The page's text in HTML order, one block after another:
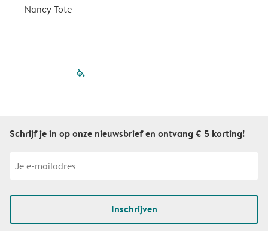
Nancy Tote
filled-pagination
Schrijf je in op onze nieuwsbrief en ontvang € 5 korting!
Inschrijven